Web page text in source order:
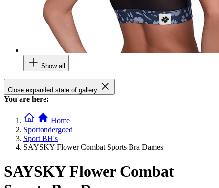
Show all
Close expanded state of gallery
You are here:
Home
Sportondergoed
Sport BH's
SAYSKY Flower Combat Sports Bra Dames
SAYSKY Flower Combat